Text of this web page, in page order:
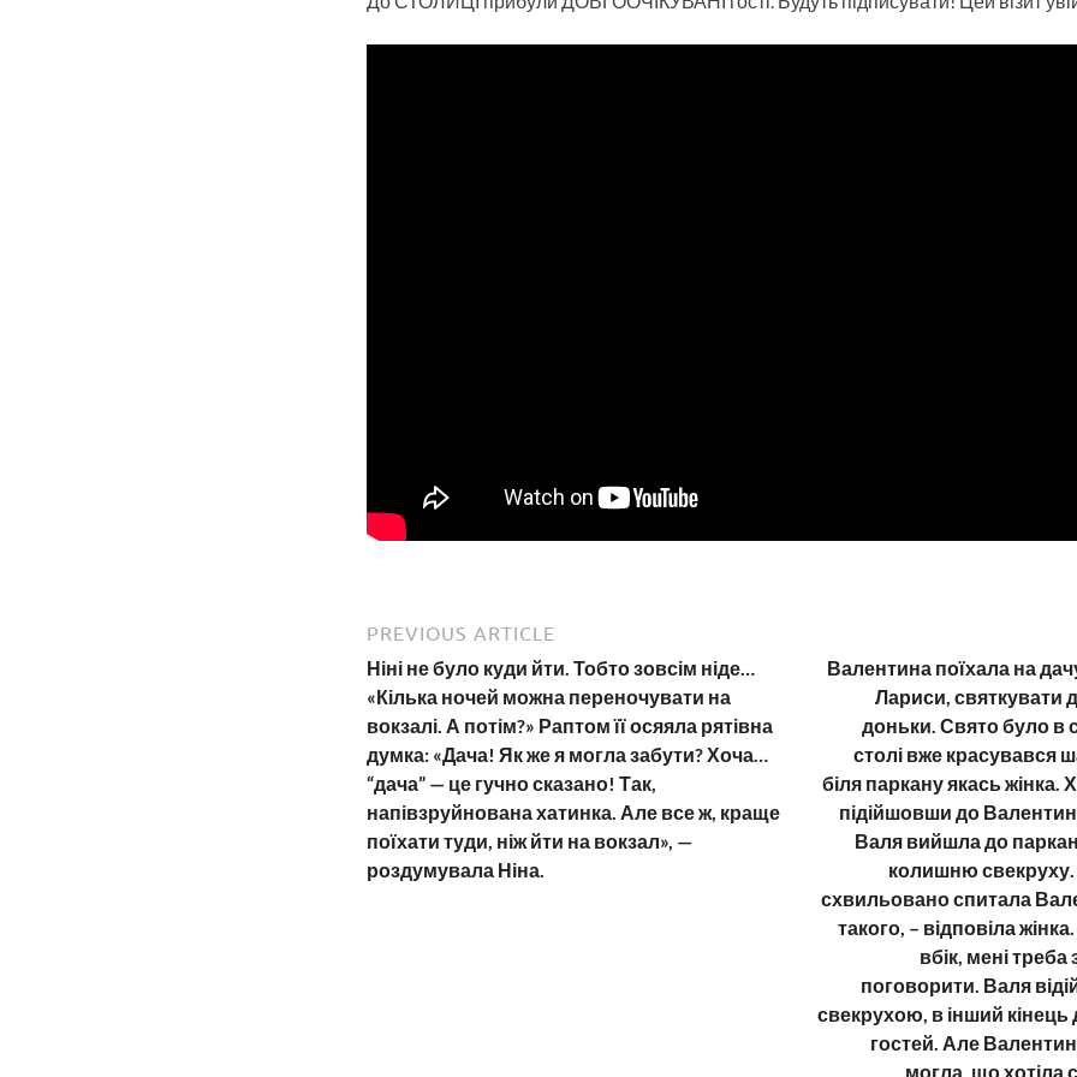
PREVIOUS ARTICLE
Ніні не було куди йти. Тобто зовсім ніде…
«Кілька ночей можна переночувати на
вокзалі. А потім?» Раптом її осяяла рятівна
думка: «Дача! Як же я могла забути? Хоча…
“дача” — це гучно сказано! Так,
напівзруйнована хатинка. Але все ж, краще
поїхати туди, ніж йти на вокзал», —
роздумувала Ніна.
Валентина поїхала на
Лариси, святкувати
доньки. Свято було в
столі вже красувався
біля паркану якась жінка.
підійшовши до
Валя вийшла до
колишню
схвильовано спитала
такого, – відповіла
вбік, мені
поговорити. Валя
свекрухою, в інший кінець
гостей. Але
могла, що хотіла